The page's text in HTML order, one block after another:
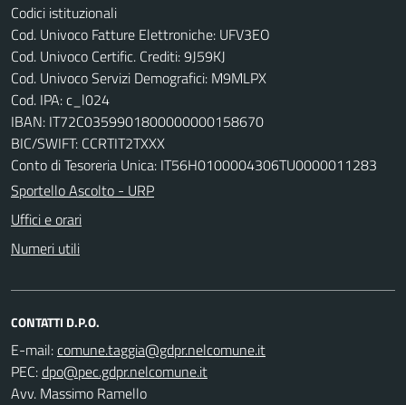
Codici istituzionali
Cod. Univoco Fatture Elettroniche: UFV3EO
Cod. Univoco Certific. Crediti: 9J59KJ
Cod. Univoco Servizi Demografici: M9MLPX
Cod. IPA: c_l024
IBAN: IT72C0359901800000000158670
BIC/SWIFT: CCRTIT2TXXX
Conto di Tesoreria Unica: IT56H0100004306TU0000011283
Sportello Ascolto - URP
Uffici e orari
Numeri utili
CONTATTI D.P.O.
E-mail:
PEC:
Avv. Massimo Ramello